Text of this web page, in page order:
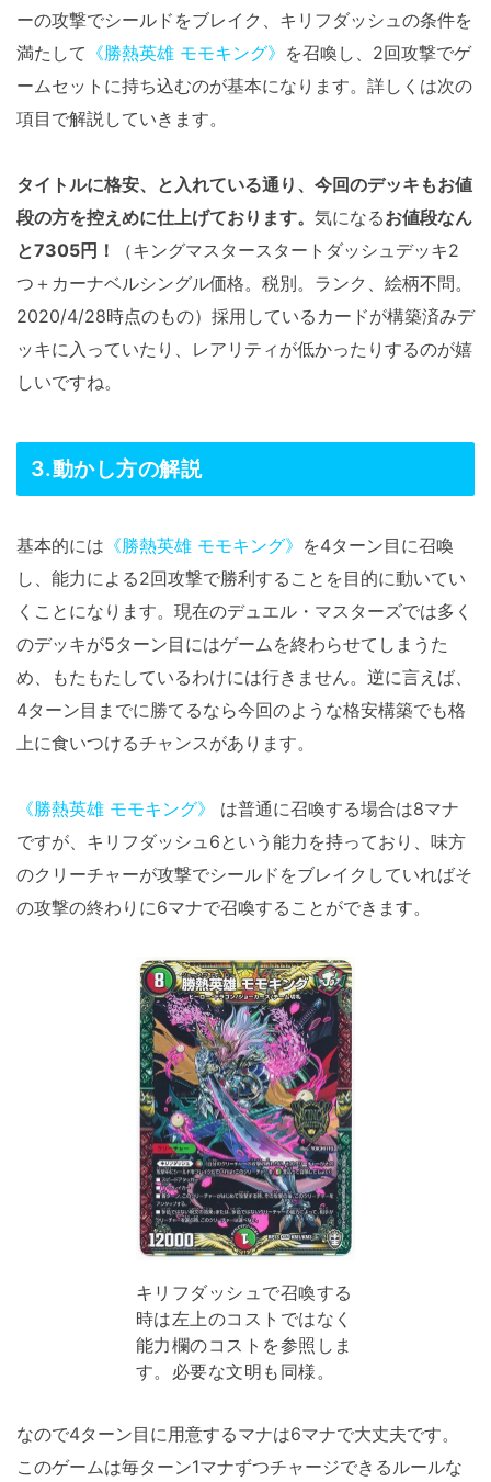
ーの攻撃でシールドをブレイク、キリフダッシュの条件を
満たして 《勝熱英雄 モモキング》 を召喚し、2回攻撃でゲ
ームセットに持ち込むのが基本になります。詳しくは次の
項目で解説していきます。
タイトルに格安、と入れている通り、今回のデッキもお値
段の方を控えめに仕上げております。 気になるお値段なん
と7305円！
（キングマスタースタートダッシュデッキ2
つ＋カーナベルシングル価格。税別。ランク、絵柄不問。
2020/4/28時点のもの）採用しているカードが構築済みデ
ッキに入っていたり、レアリティが低かったりするのが嬉
しいですね。
3.動かし方の解説
基本的には 《勝熱英雄 モモキング》 を4ターン目に召喚
し、能力による2回攻撃で勝利することを目的に動いてい
くことになります。現在のデュエル・マスターズでは多く
のデッキが5ターン目にはゲームを終わらせてしまうた
め、もたもたしているわけには行きません。逆に言えば、
4ターン目までに勝てるなら今回のような格安構築でも格
上に食いつけるチャンスがあります。
《勝熱英雄 モモキング》
は普通に召喚する場合は8マナ
ですが、キリフダッシュ6という能力を持っており、味方
のクリーチャーが攻撃でシールドをブレイクしていればそ
の攻撃の終わりに6マナで召喚することができます。
キリフダッシュで召喚する
時は左上のコストではなく
能力欄のコストを参照しま
す。必要な文明も同様。
なので4ターン目に用意するマナは6マナで大丈夫です。
このゲームは毎ターン1マナずつチャージできるルールな